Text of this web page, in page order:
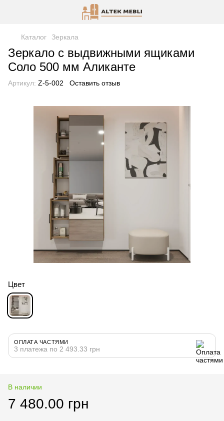
Каталог Зеркала
Зеркало с выдвижными ящиками
Соло 500 мм Аликанте
Артикул: Z-5-002 Оставить отзыв
Цвет
ОПЛАТА ЧАСТЯМИ
3 платежа по 2 493.33 грн
В наличии
7 480.00 грн